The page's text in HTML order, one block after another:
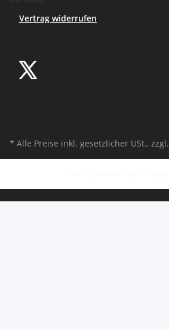
Vertrag widerrufen
* Alle Preise inkl. gesetzlicher USt., zzgl.